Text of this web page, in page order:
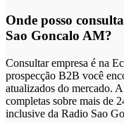
Onde posso
Sao Goncalo AM?
Consultar empresa é na
prospecção B2B você
atualizados do mercado.
completas sobre mais de
inclusive da Radio Sao